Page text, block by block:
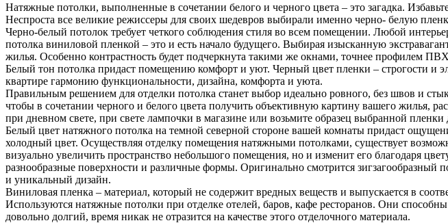
Натяжные потолки, выполненные в сочетании белого и черного цвета – это загадка.
Неспроста все великие режиссеры для своих шедевров выбирали именно черно- белую
Черно-белый потолок требует четкого соблюдения стиля во всем помещении. Любой
потолка виниловой пленкой – это и есть начало будущего. Выбирая изысканную
жилья. Особенно контрастность будет подчеркнута такими же окнами, точнее профилем
Белый тон потолка придаст помещению комфорт и уют. Черный цвет пленки – строгости и
квартире гармонию функциональности, дизайна, комфорта и уюта.
Правильным решением для отделки потолка станет выбор идеально ровного, без швов и
чтобы в сочетании черного и белого цвета получить объективную картину вашего жилья,
при дневном свете, при свете лампочки в магазине или возьмите образец выбранной
Белый цвет натяжного потолка на темной северной стороне вашей комнаты придаст
холодный цвет. Осуществляя отделку помещения натяжными потолками, существует
визуально увеличить пространство небольшого помещения, но и изменит его благодаря
разнообразные поверхности и различные формы. Оригинально смотрится
и уникальный дизайн.
Виниловая пленка – материал, который не содержит вредных веществ и выпускается в
Используются натяжные потолки при отделке отелей, баров, кафе ресторанов. Они
довольно долгий, время никак не отразится на качестве этого отделочного материала.